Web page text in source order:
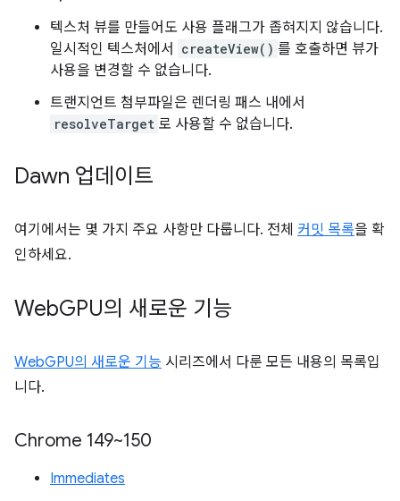
텍스처 뷰를 만들어도 사용 플래그가 좁혀지지 않습니다.
일시적인 텍스처에서
createView() 를 호출하면 뷰가
사용을 변경할 수 없습니다.
트랜지언트 첨부파일은 렌더링 패스 내에서
resolveTarget 로 사용할 수 없습니다.
Dawn 업데이트
여기에서는 몇 가지 주요 사항만 다룹니다. 전체 커밋 목록을 확
인하세요.
WebGPU의 새로운 기능
WebGPU의 새로운 기능 시리즈에서 다룬 모든 내용의 목록입
니다.
Chrome 149~150
Immediates